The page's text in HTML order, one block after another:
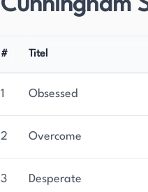
Cunningham
# Titel
1 Obsessed
2 Overcome
3 Desperate